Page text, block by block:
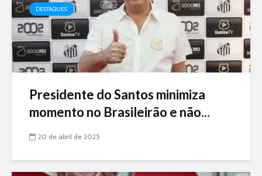
DESTAQUES
Presidente do Santos minimiza
momento no Brasileirão e não...
20 de abril de 2025